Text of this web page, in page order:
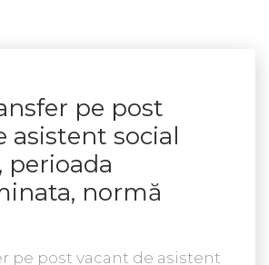
pe post
asistent social
perioada
normă
pe post vacant de asistent